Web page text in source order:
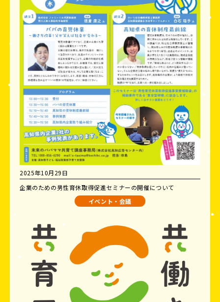
2025年10月29日
企業のための男性育休取得促進セミナーの開催について
イベント・会議